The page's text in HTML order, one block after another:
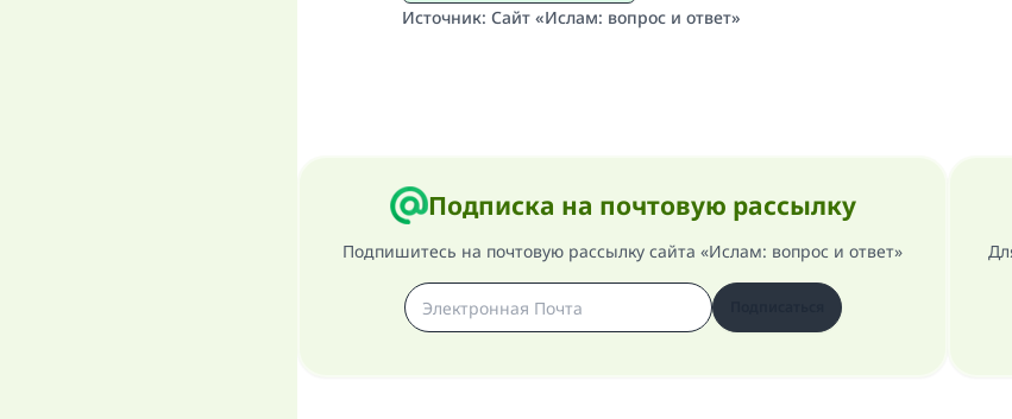
Источник: Сайт «Ислам: вопрос и ответ»
Подписка на почтовую рассылку
Подпишитесь на почтовую рассылку сайта «Ислам: вопрос и ответ»